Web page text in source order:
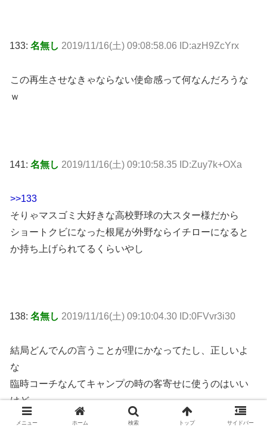
133: 名無し 2019/11/16(土) 09:08:58.06 ID:azH9ZcYrx
この再生させなきゃならない使命感って何なんだろうな
ｗ
141: 名無し 2019/11/16(土) 09:10:58.35 ID:Zuy7k+OXa
>>133
そりゃマスゴミ大好きな高校野球の大スター様だから
ショートクビになった根尾が外野ならイチローになると
か持ち上げられてるくらいやし
138: 名無し 2019/11/16(土) 09:10:04.30 ID:0FVvr3i30
結局どんでんの言うことが理にかなってたし、正しいよ
な
臨時コーチなんてキャンプの時の客寄せに使うのはいい
けど
責任取る必要無い立場なんだから大事な選手イジらせち
メニュー ホーム 検索 トップ サイドバー